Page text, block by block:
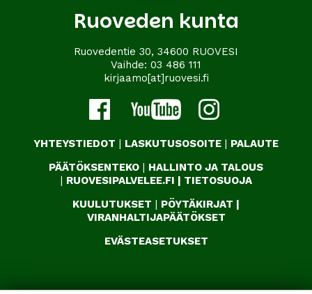
Ruoveden kunta
Ruovedentie 30, 34600 RUOVESI
Vaihde: 03 486 111
kirjaamo[at]ruovesi.fi
YHTEYSTIEDOT | LASKUTUSOSOITE | PALAUTE
PÄÄTÖKSENTEKO | HALLINTO JA TALOUS
| RUOVESIPALVELEE.FI | TIETOSUOJA
KUULUTUKSET | PÖYTÄKIRJAT |
VIRANHALTIJAPÄÄTÖKSET
EVÄSTEASETUKSET